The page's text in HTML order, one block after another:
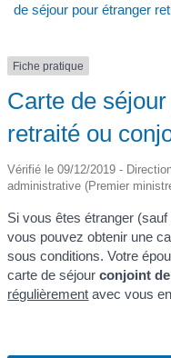
de séjour pour étranger
Fiche pratique
Carte de
retraité ou
Vérifié le 09/12/2019 -
administrative (Premier
Si vous êtes étranger (sauf
vous pouvez obtenir une
sous conditions. Votre
carte de séjourconjoint
régulièrement avec vous